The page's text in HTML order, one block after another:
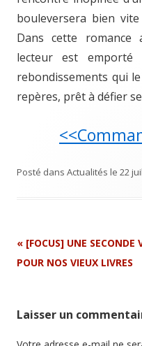
bouleversera bien
Dans cette romance
lecteur est
rebondissements qui
repères, prêt à défier
Posté dans Actualités le 22
Navigation
Article
« [FOCUS] UNE SECONDE
POUR NOS VIEUX LIVRES
Laisser un